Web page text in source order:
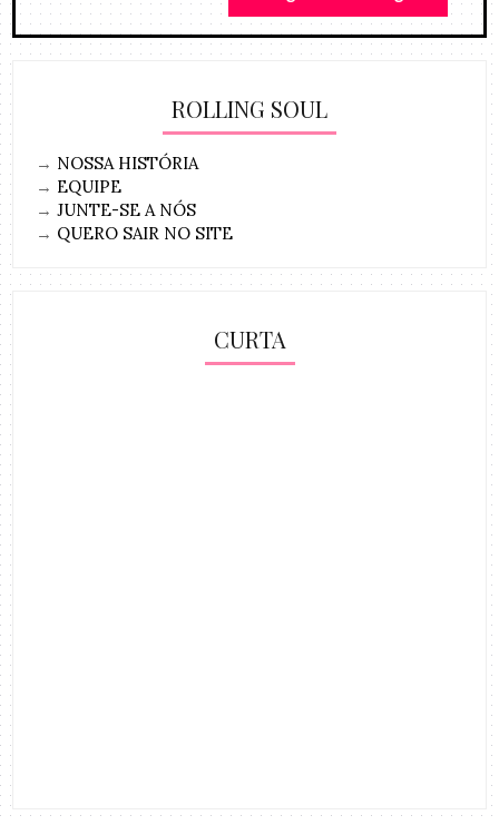
ROLLING SOUL
→ NOSSA HISTÓRIA
→ EQUIPE
→JUNTE-SE A NÓS
→ QUERO SAIR NO SITE
CURTA